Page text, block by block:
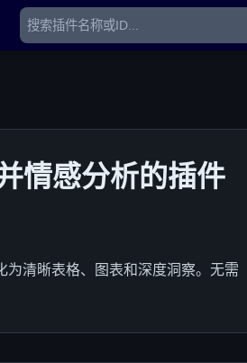
情感分析的插件
清晰表格、图表和深度洞察。无需